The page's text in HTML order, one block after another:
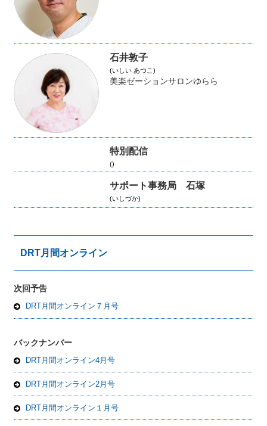
石井敦子
(いしい あつこ)
美楽ゼーションサロンゆらら
特別配信
()
サポート事務局 石塚
(いしづか)
DRT月間オンライン
次回予告
DRT月間オンライン７月号
バックナンバー
DRT月間オンライン4月号
DRT月間オンライン2月号
DRT月間オンライン１月号